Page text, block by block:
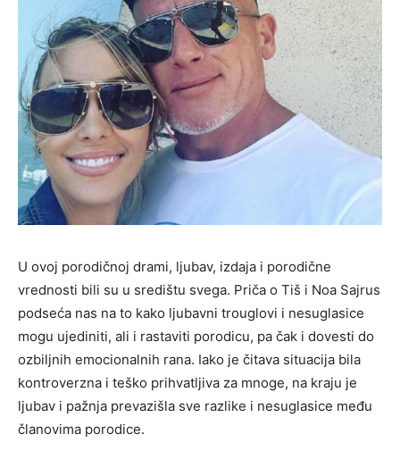
U ovoj porodičnoj drami, ljubav, izdaja i porodične
vrednosti bili su u središtu svega. Priča o Tiš i Noa Sajrus
podseća nas na to kako ljubavni trouglovi i nesuglasice
mogu ujediniti, ali i rastaviti porodicu, pa čak i dovesti do
ozbiljnih emocionalnih rana. Iako je čitava situacija bila
kontroverzna i teško prihvatljiva za mnoge, na kraju je
ljubav i pažnja prevazišla sve razlike i nesuglasice među
članovima porodice.